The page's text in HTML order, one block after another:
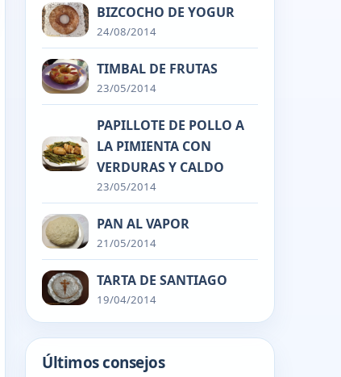
BIZCOCHO DE YOGUR
24/08/2014
TIMBAL DE FRUTAS
23/05/2014
PAPILLOTE DE POLLO A
LA PIMIENTA CON
VERDURAS Y CALDO
23/05/2014
PAN AL VAPOR
21/05/2014
TARTA DE SANTIAGO
19/04/2014
Últimos consejos